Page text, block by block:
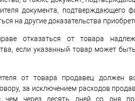
документа, подтверждающего
на другие доказательства
отказаться от товара
если указанный товар может
от товара продавец должен
за исключением расходов
чем через десять дней со дня